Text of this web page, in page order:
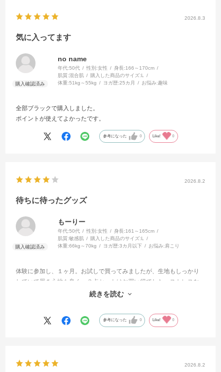
2026.8.3
気に入ってます
no name
年代:50代 性別:女性 身長:166～170cm
肌質:混合肌 購入した商品のサイズ:L
体重:51kg～55kg ヨガ歴:25カ月 お悩み:趣味
全部ブラックで購入しました。
ポイントが使えてよかったです。
参考になった 0 Like! 0
2026.8.2
待ちに待ったグッズ
もーりー
年代:50代 性別:女性 身長:161～165cm
肌質:敏感肌 購入した商品のサイズ: L
体重:66kg～70kg ヨガ歴:3カ月以下 お悩み:肩こり
体験に参加し、１ヶ月。お試しで買ってみましたが、生地もしっかり
していて履き心地も良く、３点セットはお買い得でした。ストレスな
く着用出来るのでお家でのんびりヨガも良いですねぇ
続きを読む
参考になった 0 Like! 0
2026.8.2